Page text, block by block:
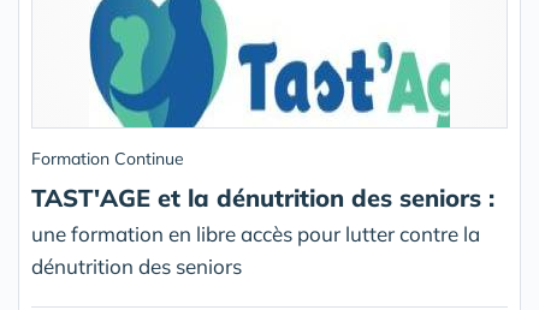
Formation Continue
TAST'AGE et la dénutrition des seniors :
une formation en libre accès pour lutter contre la
dénutrition des seniors